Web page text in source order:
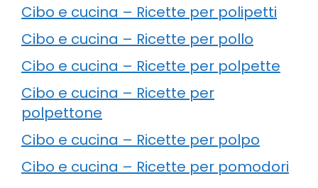
Cibo e cucina – Ricette per polipetti
Cibo e cucina – Ricette per pollo
Cibo e cucina – Ricette per polpette
Cibo e cucina – Ricette per
polpettone
Cibo e cucina – Ricette per polpo
Cibo e cucina – Ricette per pomodori